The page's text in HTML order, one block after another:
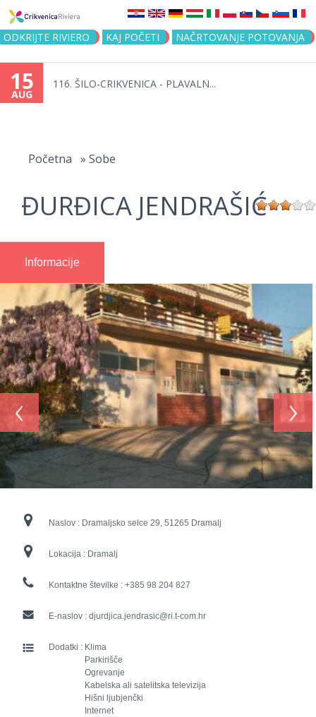
Jump to navigation
ODKRIJTE RIVIERO KAJ POČETI NAČRTOVANJE POTOVANJA
15
AUG
116. ŠILO-CRIKVENICA - PLAVALN...
Početna » Sobe
ĐURĐICA JENDRAŠIĆ
Informacije
‹ ›
Naslov : Dramaljsko selce 29, 51265 Dramalj
Lokacija : Dramalj
Kontaktne številke : +385 98 204 827
E-naslov : djurdjica.jendrasic@ri.t-com.hr
Dodatki : Klima
Parkirišče
Ogrevanje
Kabelska ali satelitska televizija
Hišni ljubjenčki
Internet